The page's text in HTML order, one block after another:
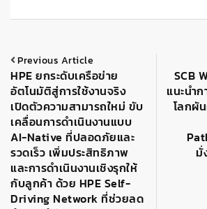
Previous Article
HPE ยกระดับเครือข่าย
อัตโนมัติสู่การใช้งานจริง
เปิดตัวความสามารถใหม่ ขับ
เคลื่อนการดำเนินงานแบบ
AI-Native ที่ปลอดภัยและ
รวดเร็ว เพิ่มประสิทธิภาพ
และการดำเนินงานเชิงรุกให้
กับลูกค้า ด้วย HPE Self-
Driving Network ที่ช่วยลด
SCB
แนะนำ
โลกผั
มั่